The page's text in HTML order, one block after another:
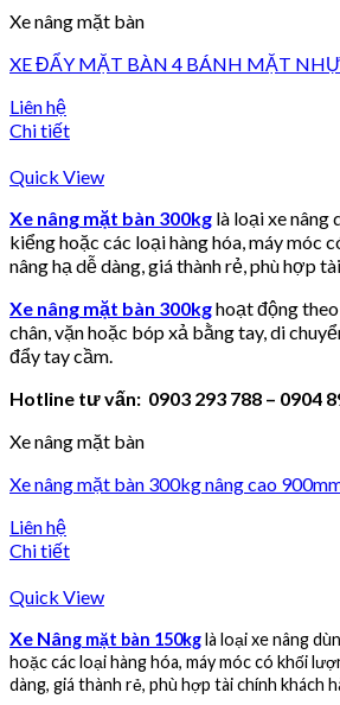
Xe nâng mặt bàn
XE ĐẨY MẶT BÀN 4 BÁNH MẶT
Liên hệ
Chi tiết
Quick View
Xe nâng mặt bàn 300kg là loại xe nâng
kiểng hoặc các loại hàng hóa, máy móc
nâng hạ dễ dàng, giá thành rẻ, phù hợp
Xe nâng mặt bàn 300kghoạt động
chân, vặn hoặc bóp xả bằng tay, di
đẩy tay cầm.
Hotline tư vấn: 0903 293 788 – 0904
Xe nâng mặt bàn
Xe nâng mặt bàn 300kg nâng cao
Liên hệ
Chi tiết
Quick View
Xe Nâng mặt bàn 150kglà loại xe nâng
hoặc các loại hàng hóa, máy móc có khối
dàng, giá thành rẻ, phù hợp tài chính khách